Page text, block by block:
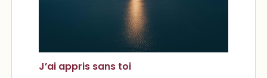
J’ai appris sans toi